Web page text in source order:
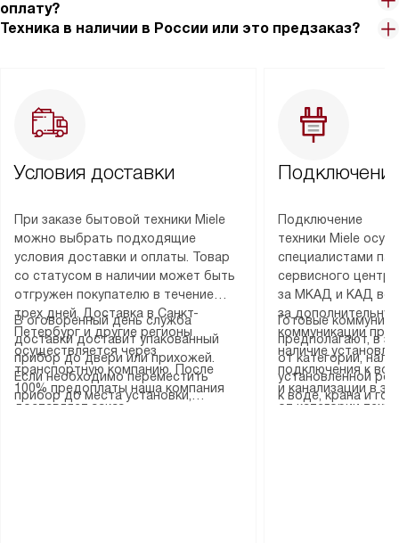
оплату?
Техника в наличии в России или это предзаказ?
Условия доставки
При заказе бытовой техники Miele
можно выбрать подходящие
условия доставки и оплаты. Товар
со статусом в наличии может быть
отгружен покупателю в течение
трех дней. Доставка в Санкт-
Петербург и другие регионы
осуществляется через
транспортную компанию. После
100% предоплаты наша компания
доставляет заказ
В оговоренный день служба
доставки доставит упакованный
прибор до двери или прихожей.
Если необходимо переместить
прибор до места установки,
Подключение
техники Miele
специалистами
сервисного
за МКАД и КАД
за
коммуникации
наличие
подключения к
и канализации в
от категории
Готовые
предполагают, в
от категории,
установленной
к воде, крана и